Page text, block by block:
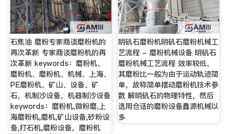
石焦油 磨粉专家商谈磨粉机的
再次革新 专家商谈磨粉机的再
次革新 keywords：磨粉机、
磨粉机、磨粉机、机械、上海、
PE磨粉机、矿山、设备、矿
石，机制沙设备，机器制沙设备
keywords：磨粉机,微粉磨,上
海磨粉机,磨机,矿山设备,砂粉设
备,打石机,磨粉设备，磨粉机
明矾石磨粉机明矾石磨粉机械工
艺流程 - 磨粉机械设备 明矾石
磨粉机械工艺流程 效率较低，
其磨粉比一般为由于运动轨迹简
单，故称简单摆动磨粉机技术参
数 解明矾石的物理特性，然后
选用合适的磨粉设备鑫源机械以
多